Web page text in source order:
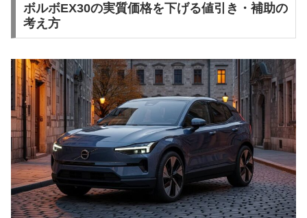
ボルボEX30の実質価格を下げる値引き・補助の
考え方